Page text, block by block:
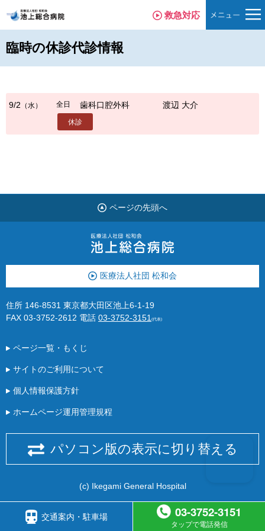
救急対応
臨時の休診代診情報
9/2 （水） 全日 歯科口腔外科 渡辺 大介
休診
ページの先頭へ
医療法人社団 松和会
住所 146-8531 東京都大田区池上6-1-19
FAX 03-3752-2612 電話 03-3752-3151 (代表)
ページ一覧・もくじ
サイトのご利用について
個人情報保護方針
ホームページ運用管理規程
パソコン版の表示に切り替える
(c) Ikegami General Hospital
交通案内・駐車場 03-3752-3151
タップで電話発信